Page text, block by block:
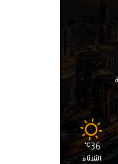
36
℃
الثلاثاء